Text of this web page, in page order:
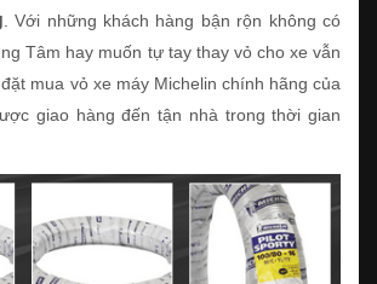
. Với những khách hàng bận rộn không có
Tâm hay muốn tự tay thay vỏ cho xe vẫn
mua vỏ xe máy Michelin chính hãng của
giao hàng đến tận nhà trong thời gian